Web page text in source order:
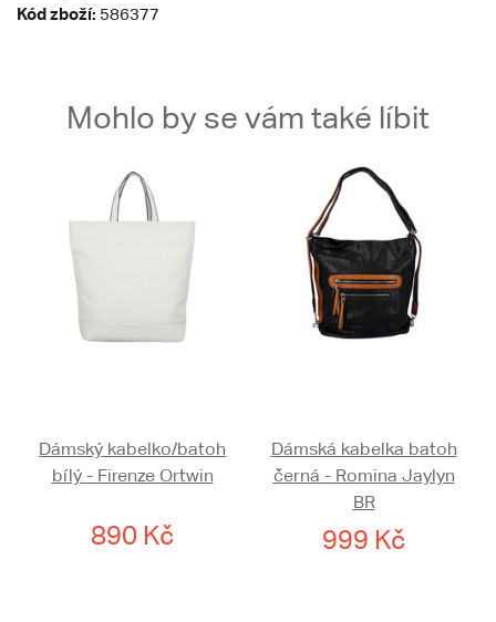
Kód zboží: 586377
Mohlo by se vám také líbit
Dámský kabelko/batoh
bílý - Firenze Ortwin
890 Kč
Dámská kabelka batoh
černá - Romina Jaylyn
BR
999 Kč